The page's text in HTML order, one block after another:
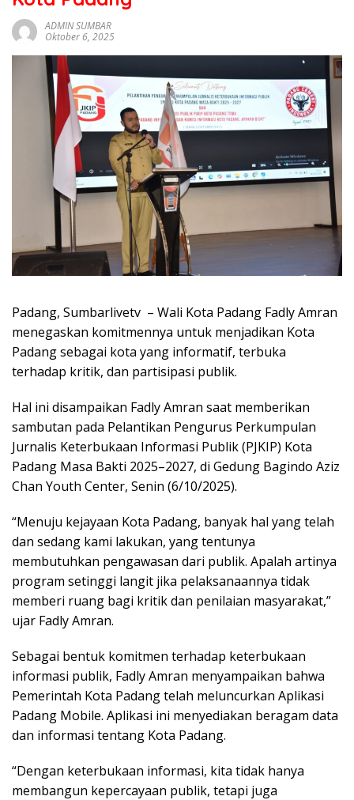
sumbar
tv
live
ADMIN SUMBAR
Oktober 6, 2025
Padang, Sumbarlivetv – Wali Kota Padang Fadly Amran
menegaskan komitmennya untuk menjadikan Kota
Padang sebagai kota yang informatif, terbuka
terhadap kritik, dan partisipasi publik.
Hal ini disampaikan Fadly Amran saat memberikan
sambutan pada Pelantikan Pengurus Perkumpulan
Jurnalis Keterbukaan Informasi Publik (PJKIP) Kota
Padang Masa Bakti 2025–2027, di Gedung Bagindo Aziz
Chan Youth Center, Senin (6/10/2025).
“Menuju kejayaan Kota Padang, banyak hal yang telah
dan sedang kami lakukan, yang tentunya
membutuhkan pengawasan dari publik. Apalah artinya
program setinggi langit jika pelaksanaannya tidak
memberi ruang bagi kritik dan penilaian masyarakat,”
ujar Fadly Amran.
Sebagai bentuk komitmen terhadap keterbukaan
informasi publik, Fadly Amran menyampaikan bahwa
Pemerintah Kota Padang telah meluncurkan Aplikasi
Padang Mobile. Aplikasi ini menyediakan beragam data
dan informasi tentang Kota Padang.
“Dengan keterbukaan informasi, kita tidak hanya
membangun kepercayaan publik, tetapi juga